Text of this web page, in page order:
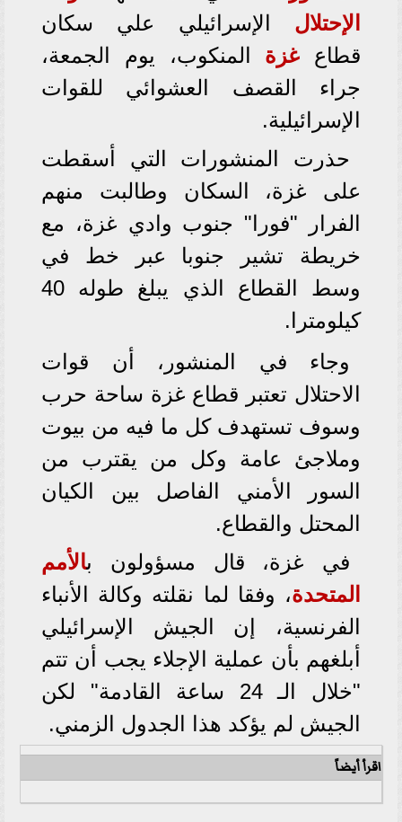
الإحتلال الإسرائيلي علي سكان
قطاع غزة المنكوب، يوم الجمعة،
جراء القصف العشوائي للقوات
الإسرائيلية.
حذرت المنشورات التي أسقطت
على غزة، السكان وطالبت منهم
الفرار "فورا" جنوب وادي غزة، مع
خريطة تشير جنوبا عبر خط في
وسط القطاع الذي يبلغ طوله 40
كيلومترا.
وجاء في المنشور، أن قوات
الاحتلال تعتبر قطاع غزة ساحة حرب
وسوف تستهدف كل ما فيه من بيوت
وملاجئ عامة وكل من يقترب من
السور الأمني الفاصل بين الكيان
المحتل والقطاع.
في غزة، قال مسؤولون بالأمم
المتحدة، وفقا لما نقلته وكالة الأنباء
الفرنسية، إن الجيش الإسرائيلي
أبلغهم بأن عملية الإجلاء يجب أن تتم
"خلال الـ 24 ساعة القادمة" لكن
الجيش لم يؤكد هذا الجدول الزمني.
اقرأ أيضاً